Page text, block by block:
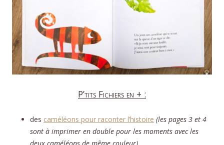
P’tits Fichiers en + :
des caméléons pour raconter l’histoire (les pages 3 et 4
sont à imprimer en double pour les moments avec les